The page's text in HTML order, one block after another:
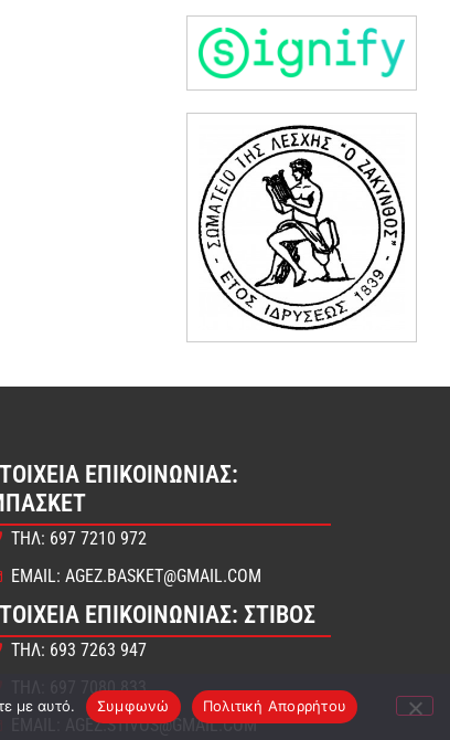
ΕΠΙΚΟΙΝΩΝΊΑΣ:
ΤΗΛ: 697 7210 972
EMAIL: AGEZ.BASKET@GMAIL.COM
ΕΠΙΚΟΙΝΩΝΊΑΣ: ΣΤΊΒΟΣ
ΤΗΛ: 693 7263 947
ΤΗΛ: 697 7080 833
EMAIL: AGEZ.STIVOS@GMAIL.COM
με αυτό. Συμφωνώ Πολιτική Απορρήτου